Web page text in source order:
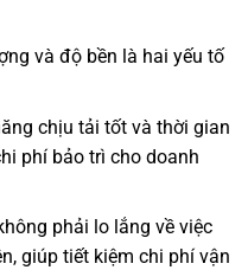
và độ bền là hai yếu tố
chịu tải tốt và thời gian
phí bảo trì cho doanh
phải lo lắng về việc
giúp tiết kiệm chi phí vận